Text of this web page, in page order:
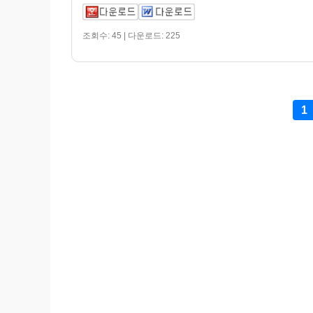
조회수: 45 | 다운로드: 225
1